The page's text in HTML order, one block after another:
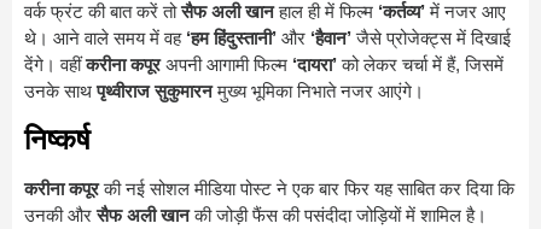
वर्क फ्रंट की बात करें तोसैफ अली खानहाल ही में फिल्म ‘कर्तव्य’में नजर आए
थे। आने वाले समय में वह ‘हम हिंदुस्तानी’ और ‘हैवान’जैसे प्रोजेक्ट्स में दिखाई
देंगे। वहींकरीना कपूरअपनी आगामी फिल्म ‘दायरा’को लेकर चर्चा में हैं, जिसमें
उनके साथपृथ्वीराज सुकुमारनमुख्य भूमिका निभाते नजर आएंगे।
निष्कर्ष
करीना कपूरकी नई सोशल मीडिया पोस्ट ने एक बार फिर यह साबित कर दिया कि
उनकी औरसैफ अली खानकी जोड़ी फैंस की पसंदीदा जोड़ियों में शामिल है।